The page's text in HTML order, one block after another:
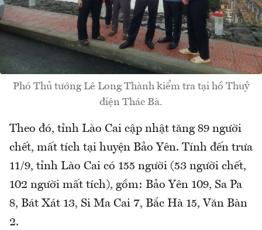
Phó Thủ tướng Lê Long Thành kiểm tra tại hồ Thuỷ
điện Thác Bà.
Theo đó, tỉnh Lào Cai cập nhật tăng 89 người
chết, mất tích tại huyện Bảo Yên. Tính đến trưa
11/9, tỉnh Lào Cai có 155 người (53 người chết,
102 người mất tích), gồm: Bảo Yên 109, Sa Pa
8, Bát Xát 13, Si Ma Cai 7, Bắc Hà 15, Văn Bàn
2.